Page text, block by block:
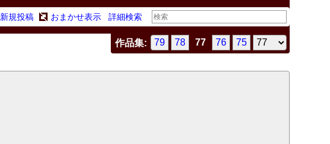
新規投稿 おまかせ表示 詳細検索
作品集: 79 78 77 76 75